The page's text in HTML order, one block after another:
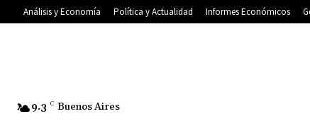
Análisis y Economía Política y Actualidad Informes Económicos
9.3 C Buenos Aires